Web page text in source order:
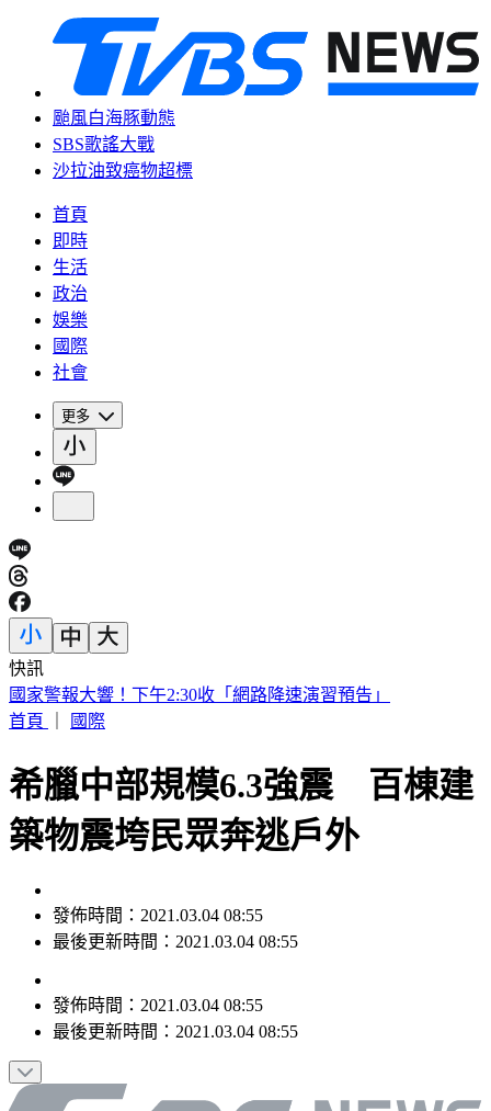
颱風白海豚動態
SBS歌謠大戰
沙拉油致癌物超標
首頁
即時
生活
政治
娛樂
國際
社會
更多
快訊
快訊／小刀證實離婚！「台玻駙馬」身分驚早已成過去式
首頁
國際
希臘中部規模6.3強震 百棟建
築物震垮民眾奔逃戶外
發佈時間：2021.03.04 08:55
最後更新時間：2021.03.04 08:55
發佈時間： 2021.03.04 08:55
最後更新時間： 2021.03.04 08:55